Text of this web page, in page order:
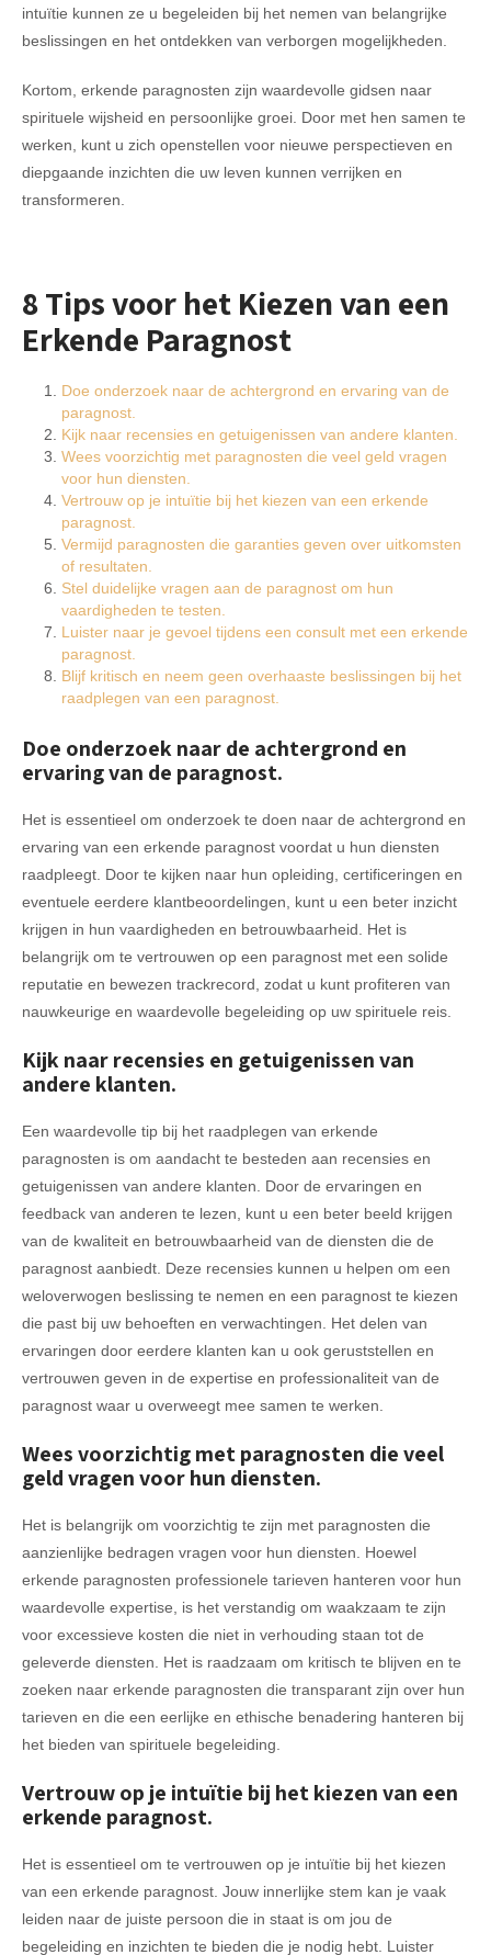
intuïtie kunnen ze u begeleiden bij het nemen van belangrijke
beslissingen en het ontdekken van verborgen mogelijkheden.
Kortom, erkende paragnosten zijn waardevolle gidsen naar
spirituele wijsheid en persoonlijke groei. Door met hen samen te
werken, kunt u zich openstellen voor nieuwe perspectieven en
diepgaande inzichten die uw leven kunnen verrijken en
transformeren.
8 Tips voor het Kiezen van een
Erkende Paragnost
Doe onderzoek naar de achtergrond en ervaring van de
paragnost.
Kijk naar recensies en getuigenissen van andere klanten.
Wees voorzichtig met paragnosten die veel geld vragen
voor hun diensten.
Vertrouw op je intuïtie bij het kiezen van een erkende
paragnost.
Vermijd paragnosten die garanties geven over uitkomsten
of resultaten.
Stel duidelijke vragen aan de paragnost om hun
vaardigheden te testen.
Luister naar je gevoel tijdens een consult met een erkende
paragnost.
Blijf kritisch en neem geen overhaaste beslissingen bij het
raadplegen van een paragnost.
Doe onderzoek naar de achtergrond en
ervaring van de paragnost.
Het is essentieel om onderzoek te doen naar de achtergrond en
ervaring van een erkende paragnost voordat u hun diensten
raadpleegt. Door te kijken naar hun opleiding, certificeringen en
eventuele eerdere klantbeoordelingen, kunt u een beter inzicht
krijgen in hun vaardigheden en betrouwbaarheid. Het is
belangrijk om te vertrouwen op een paragnost met een solide
reputatie en bewezen trackrecord, zodat u kunt profiteren van
nauwkeurige en waardevolle begeleiding op uw spirituele reis.
Kijk naar recensies en getuigenissen van
andere klanten.
Een waardevolle tip bij het raadplegen van erkende
paragnosten is om aandacht te besteden aan recensies en
getuigenissen van andere klanten. Door de ervaringen en
feedback van anderen te lezen, kunt u een beter beeld krijgen
van de kwaliteit en betrouwbaarheid van de diensten die de
paragnost aanbiedt. Deze recensies kunnen u helpen om een
weloverwogen beslissing te nemen en een paragnost te kiezen
die past bij uw behoeften en verwachtingen. Het delen van
ervaringen door eerdere klanten kan u ook geruststellen en
vertrouwen geven in de expertise en professionaliteit van de
paragnost waar u overweegt mee samen te werken.
Wees voorzichtig met paragnosten die veel
geld vragen voor hun diensten.
Het is belangrijk om voorzichtig te zijn met paragnosten die
aanzienlijke bedragen vragen voor hun diensten. Hoewel
erkende paragnosten professionele tarieven hanteren voor hun
waardevolle expertise, is het verstandig om waakzaam te zijn
voor excessieve kosten die niet in verhouding staan tot de
geleverde diensten. Het is raadzaam om kritisch te blijven en te
zoeken naar erkende paragnosten die transparant zijn over hun
tarieven en die een eerlijke en ethische benadering hanteren bij
het bieden van spirituele begeleiding.
Vertrouw op je intuïtie bij het kiezen van een
erkende paragnost.
Het is essentieel om te vertrouwen op je intuïtie bij het kiezen
van een erkende paragnost. Jouw innerlijke stem kan je vaak
leiden naar de juiste persoon die in staat is om jou de
begeleiding en inzichten te bieden die je nodig hebt. Luister